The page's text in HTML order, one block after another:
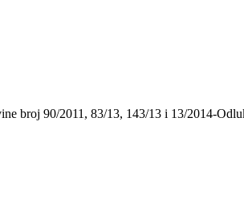
broj 90/2011, 83/13, 143/13 i 13/2014-